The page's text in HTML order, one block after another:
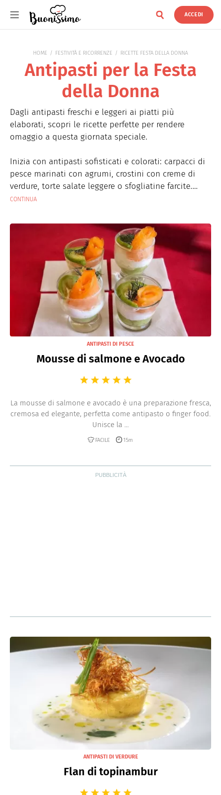
ACCEDI
HOME FESTIVITÀ E RICORRENZE RICETTE FESTA DELLA DONNA
Antipasti per la Festa
della Donna
Dagli antipasti freschi e leggeri ai piatti più
elaborati, scopri le ricette perfette per rendere
omaggio a questa giornata speciale.
Inizia con antipasti sofisticati e colorati: carpacci di
pesce marinati con agrumi, crostini con creme di
verdure, torte salate leggere o sfogliatine farcite.
Puoi giocare con fiori eduli e spezie delicate come lo
preparare bocconcini che sorprendano al primo
CONTINUA
ANTIPASTI DI PESCE
Mousse di salmone e Avocado
La mousse di salmone e avocado è una preparazione fresca,
cremosa ed elegante, perfetta come antipasto o finger food.
Unisce la ...
FACILE 15m
ANTIPASTI DI VERDURE
Flan di topinambur